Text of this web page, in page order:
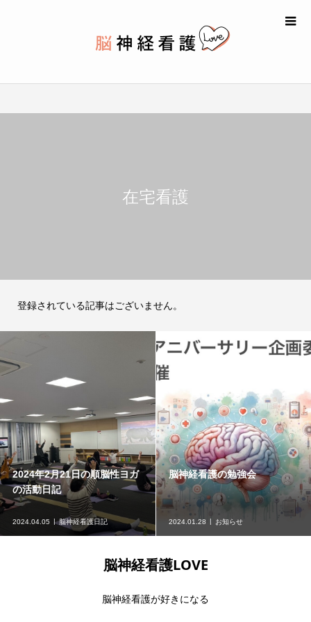
在宅看護
登録されている記事はございません。
2024年2月21日の順脳性ヨガ
の活動日記
2024.04.05 脳神経看護日記
脳神経看護の勉強会
2024.01.28 お知らせ
脳神経看護LOVE
脳神経看護が好きになる